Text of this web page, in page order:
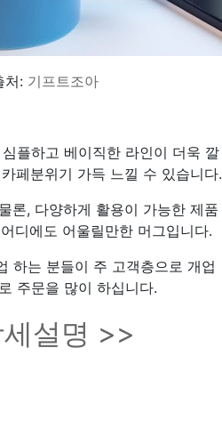
처: 기프트조아
플하고 베이직한 라인이 더욱 깔
페분위기 가득 느낄 수 있습니다.
론, 다양하게 활용이 가능한 제품
디에도 어울릴만한 머그입니다.
하는 분들이 주 고객층으로 개업
주문을 많이 하십니다.
설명 >>